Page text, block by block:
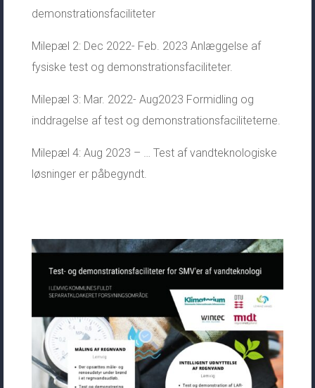
demonstrationsfaciliteter
Milepæl 2: Dec 2022- Feb. 2023 Anlæggelse af
fysiske test og demonstrationsfaciliteter.
Milepæl 3: Mar. 2022- Aug2023 Formidling og
inddragelse af test og demonstrationsfaciliteterne.
Milepæl 4: Aug 2023 – … Test af vandteknologiske
løsninger er påbegyndt.